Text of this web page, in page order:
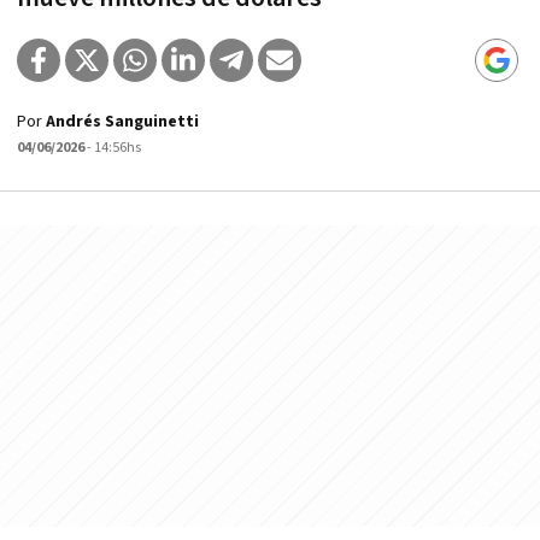
PorAndrés Sanguinetti
04/06/2026- 14:56hs